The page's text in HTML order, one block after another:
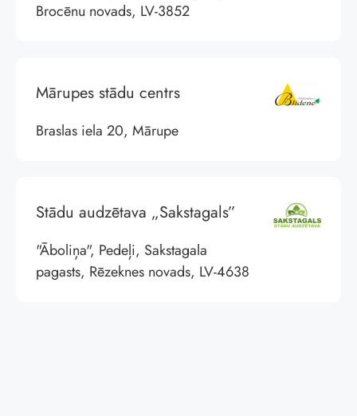
Brocēnu novads, LV-3852
Mārupes stādu centrs
Braslas iela 20, Mārupe
Stādu audzētava „Sakstagals”
"Āboliņa", Pedeļi, Sakstagala
pagasts, Rēzeknes novads, LV-4638